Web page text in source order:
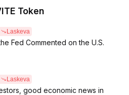
Token
Laskeva
Fed Commented on the U.S.
Laskeva
good economic news in